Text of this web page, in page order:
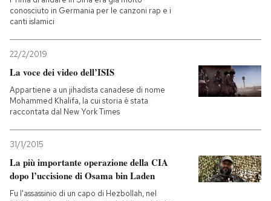
conosciuto in Germania per le canzoni rap e i
canti islamici
22/2/2019
La voce dei video dell’ISIS
Appartiene a un jihadista canadese di nome
Mohammed Khalifa, la cui storia è stata
raccontata dal New York Times
31/1/2015
La più importante operazione della CIA
dopo l’uccisione di Osama bin Laden
Fu l'assassinio di un capo di Hezbollah, nel